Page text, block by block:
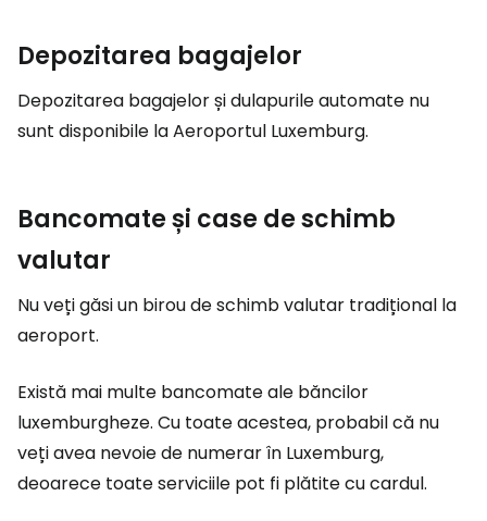
Depozitarea bagajelor
Depozitarea bagajelor și dulapurile automate nu
sunt disponibile la Aeroportul Luxemburg.
Bancomate și case de schimb
valutar
Nu veți găsi un birou de schimb valutar tradițional la
aeroport.
Există mai multe bancomate ale băncilor
luxemburgheze. Cu toate acestea, probabil că nu
veți avea nevoie de numerar în Luxemburg,
deoarece toate serviciile pot fi plătite cu cardul.